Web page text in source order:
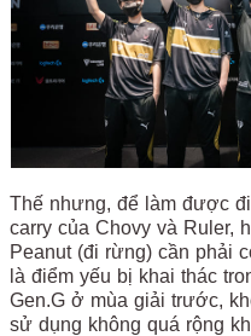
Thế nhưng, để làm được
carry của Chovy và Ruler,
Peanut (đi rừng) cần phải
là điểm yếu bị khai thác
Gen.G ở mùa giải trước,
sử dụng không quá rộng